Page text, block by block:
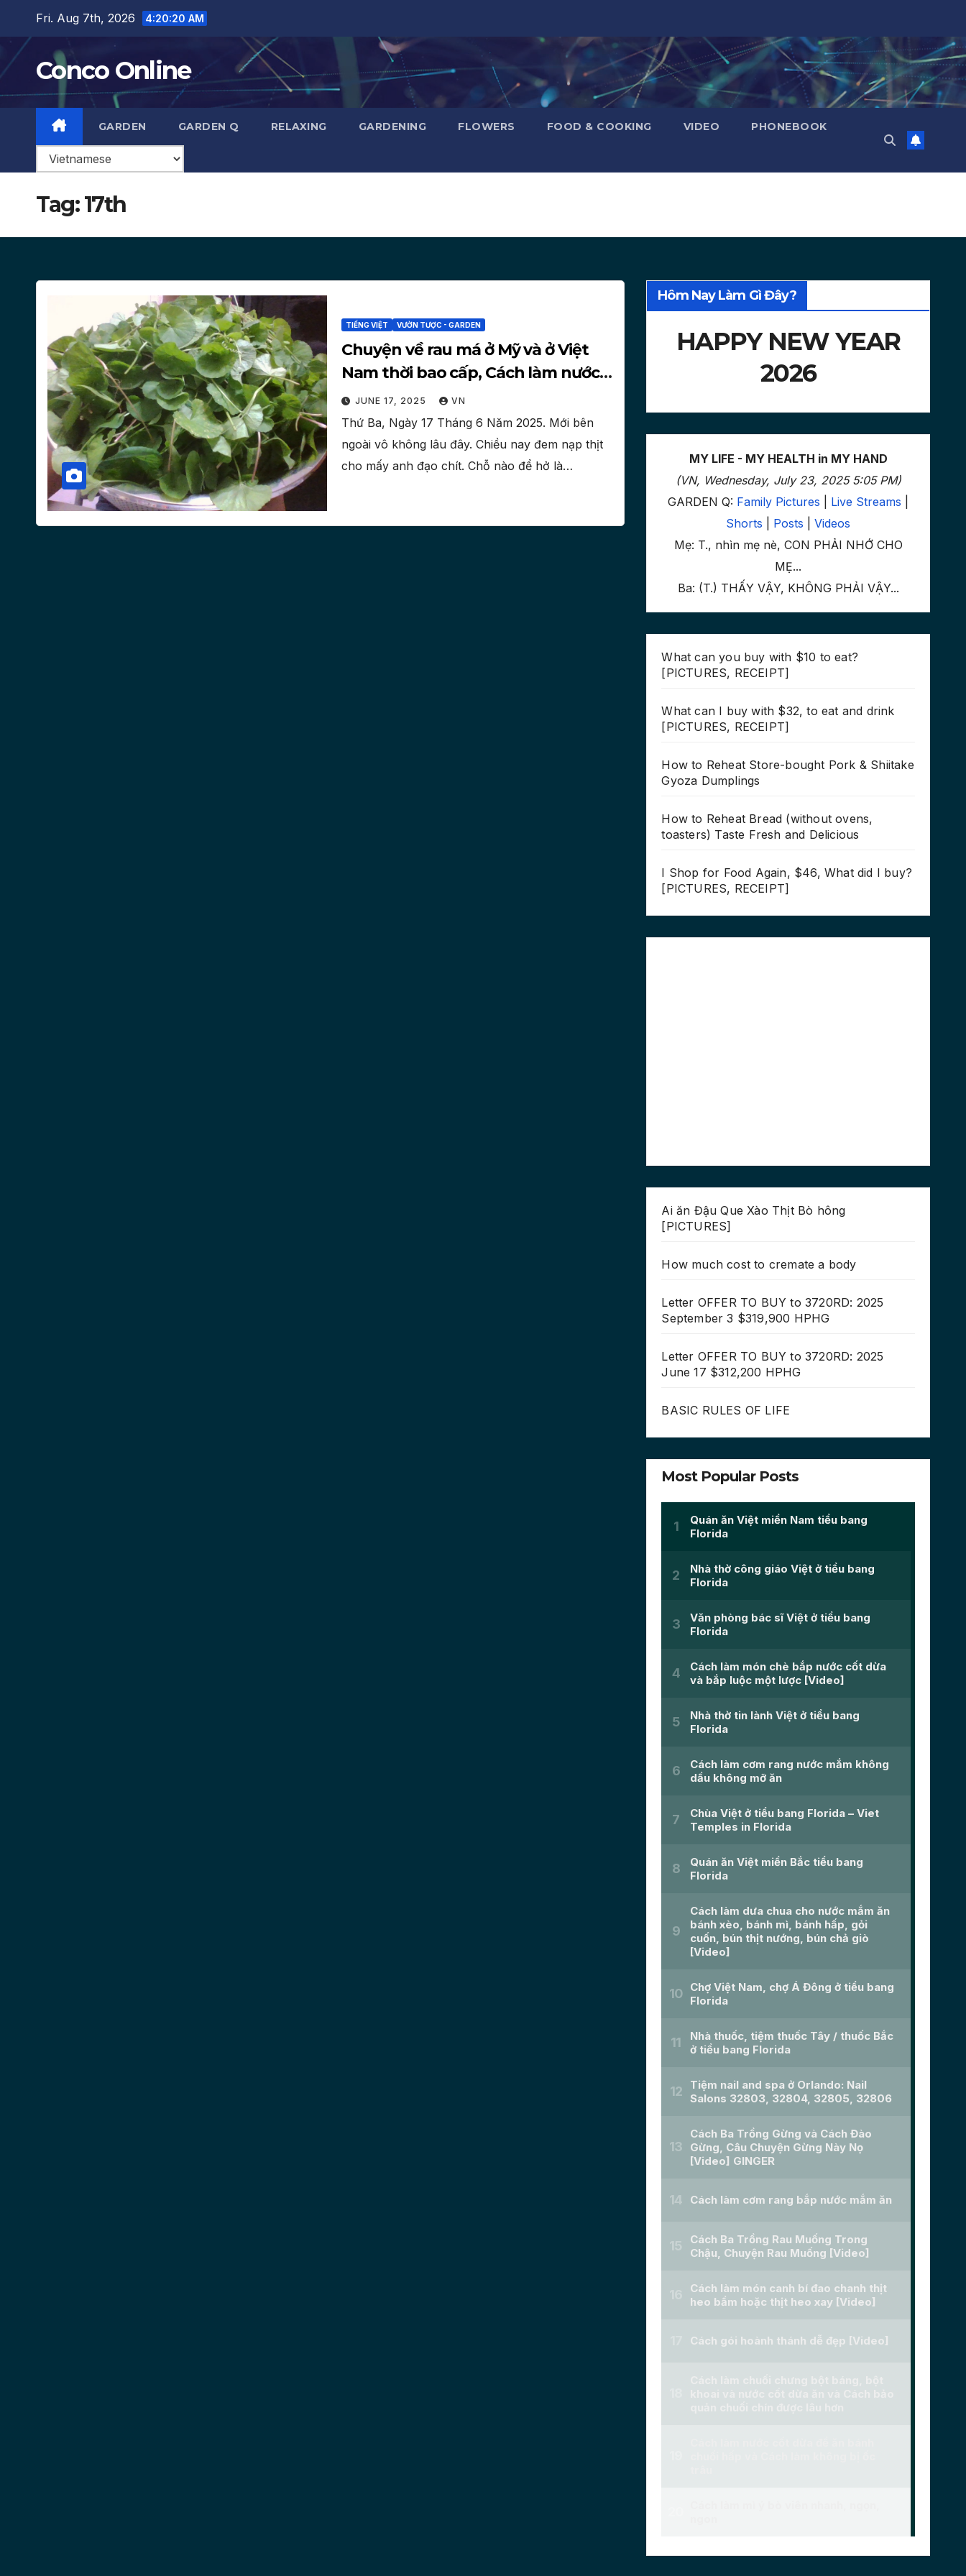
content
Fri. Aug 7th, 2026 4:20:20 AM
Conco Online
GARDEN GARDEN Q RELAXING GARDENING FLOWERS FOOD & COOKING VIDEO PHONEBOOK
Tag:17th
TIẾNG VIỆT VƯỜN TƯỢC - GARDEN
Chuyện về rau má ở Mỹ và ở Việt
Nam thời bao cấp, Cách làm nước
giải khát NƯỚC RAU MÁ
JUNE 17, 2025 VN
Thứ Ba, Ngày 17 Tháng 6 Năm 2025. Mới bên
ngoài vô không lâu đây. Chiều nay đem nạp thịt
cho mấy anh đạo chít. Chỗ nào để hở là…
Hôm Nay Làm Gì Đây?
HAPPY NEW YEAR
2026
MY LIFE - MY HEALTH in MY HAND
(VN, Wednesday, July 23, 2025 5:05 PM)
GARDEN Q: Family Pictures Live Streams
Shorts
Posts |Videos
Mẹ: T., nhìn mẹ nè, CON PHẢI NHỚ CHO
MẸ...
Ba: (T.) THẤY VẬY, KHÔNG PHẢI VẬY...
What can you buy with $10 to eat?
[PICTURES, RECEIPT]
What can I buy with $32, to eat and drink
[PICTURES, RECEIPT]
How to Reheat Store-bought Pork & Shiitake
Gyoza Dumplings
How to Reheat Bread (without ovens,
toasters) Taste Fresh and Delicious
I Shop for Food Again, $46, What did I buy?
[PICTURES, RECEIPT]
Ai ăn Đậu Que Xào Thịt Bò hông
[PICTURES]
How much cost to cremate a body
Letter OFFER TO BUY to 3720RD: 2025
September 3 $319,900 HPHG
Letter OFFER TO BUY to 3720RD: 2025
June 17 $312,200 HPHG
BASIC RULES OF LIFE
Most Popular Posts